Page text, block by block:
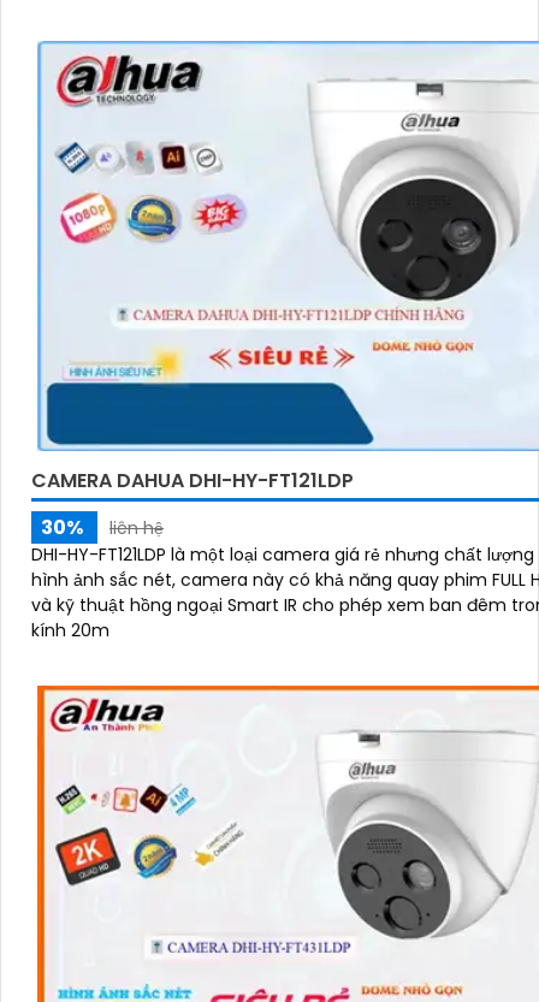
CAMERA DAHUA DHI-HY-FT121LDP
30%
liên hệ
DHI-HY-FT121LDP là một loại camera giá rẻ nhưng chất lượng
hình ảnh sắc nét, camera này có khả năng quay phim FULL
và kỹ thuật hồng ngoại Smart IR cho phép xem ban đêm
kính 20m